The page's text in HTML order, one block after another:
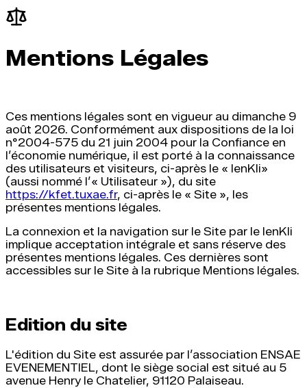
Mentions Légales
Ces mentions légales sont en vigueur au dimanche 9
août 2026. Conformément aux dispositions de la loi
n°2004-575 du 21 juin 2004 pour la Confiance en
l’économie numérique, il est porté à la connaissance
des utilisateurs et visiteurs, ci-après le « IenKli»
(aussi nommé l’« Utilisateur »), du site
https://kfet.tuxae.fr, ci-après le « Site », les
présentes mentions légales.
La connexion et la navigation sur le Site par le IenKli
implique acceptation intégrale et sans réserve des
présentes mentions légales. Ces dernières sont
accessibles sur le Site à la rubrique Mentions légales.
Edition du site
L'édition du Site est assurée par l’association ENSAE
EVENEMENTIEL, dont le siège social est situé au 5
avenue Henry le Chatelier, 91120 Palaiseau.